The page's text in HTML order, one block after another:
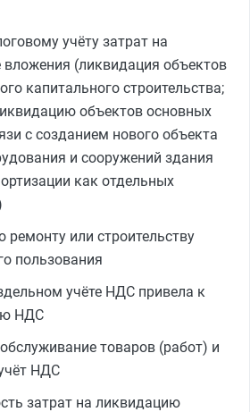
учёту затрат на
вложения (ликвидация объектов
капитального строительства;
объектов основных
с созданием нового объекта
и сооружений здания
как отдельных
или строительству
пользования
учёте НДС привела к
НДС
товаров (работ) и
НДС
затрат на ликвидацию